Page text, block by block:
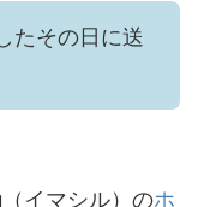
たその日に送
イマシル）のホ